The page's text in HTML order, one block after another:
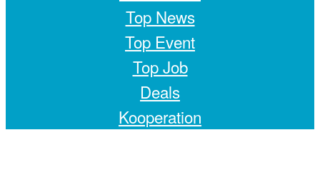
Top News
Top Event
Top Job
Deals
Kooperation